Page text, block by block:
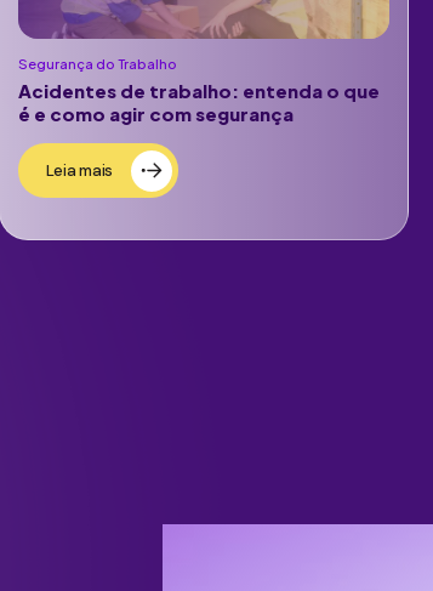
Segurança do Trabalho
Acidentes de trabalho: entenda o que
é e como agir com segurança
Leia mais